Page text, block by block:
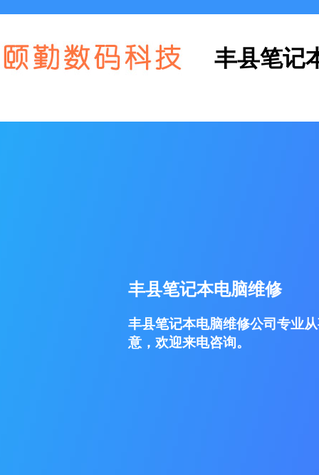
丰县笔记
丰县笔记本电脑维修
丰县笔记本电脑维修公司专业
意，欢迎来电咨询。